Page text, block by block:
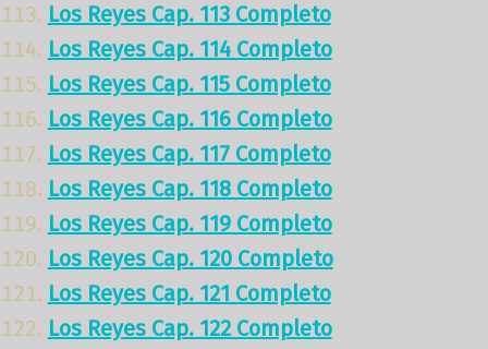
Los Reyes Cap. 113 Completo
Los Reyes Cap. 114 Completo
Los Reyes Cap. 115 Completo
Los Reyes Cap. 116 Completo
Los Reyes Cap. 117 Completo
Los Reyes Cap. 118 Completo
Los Reyes Cap. 119 Completo
Los Reyes Cap. 120 Completo
Los Reyes Cap. 121 Completo
Los Reyes Cap. 122 Completo